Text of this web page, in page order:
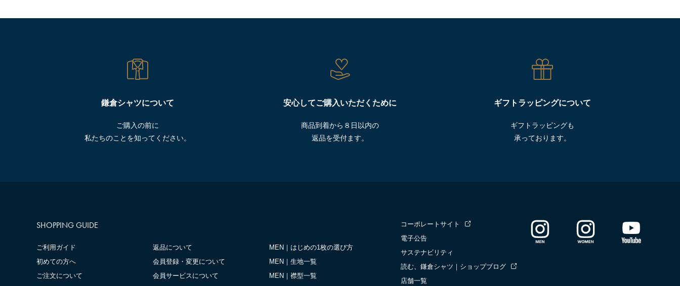
鎌倉シャツについて
ご購入の前に
私たちのことを知ってください。
安心してご購入いただくために
商品到着から８日以内の
返品を受付ます。
ギフトラッピングについて
ギフトラッピングも
承っております。
SHOPPING GUIDE
ご利用ガイド
初めての方へ
ご注文について
返品について
会員登録・変更について
会員サービスについて
MEN｜はじめの1枚の選び方
MEN｜生地一覧
MEN｜襟型一覧
コーポレートサイト
電子公告
サステナビリティ
読む、鎌倉シャツ｜ショップブログ
店舗一覧